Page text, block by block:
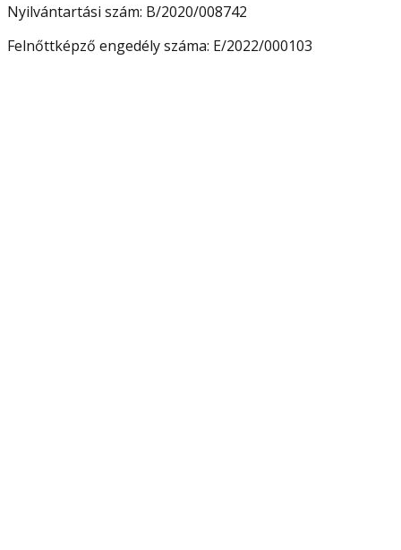
Nyilvántartási szám: B/2020/008742
Felnőttképző engedély száma: E/2022/000103